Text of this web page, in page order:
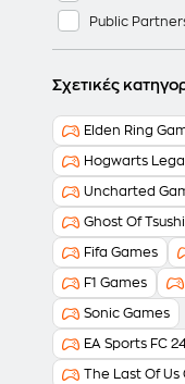
Public
Σχετικές
Elden Ring
Hogwarts
Uncharted
Ghost Of
Fifa Games
F1 Games
Sonic Games
EA Sports FC
The Last Of Us